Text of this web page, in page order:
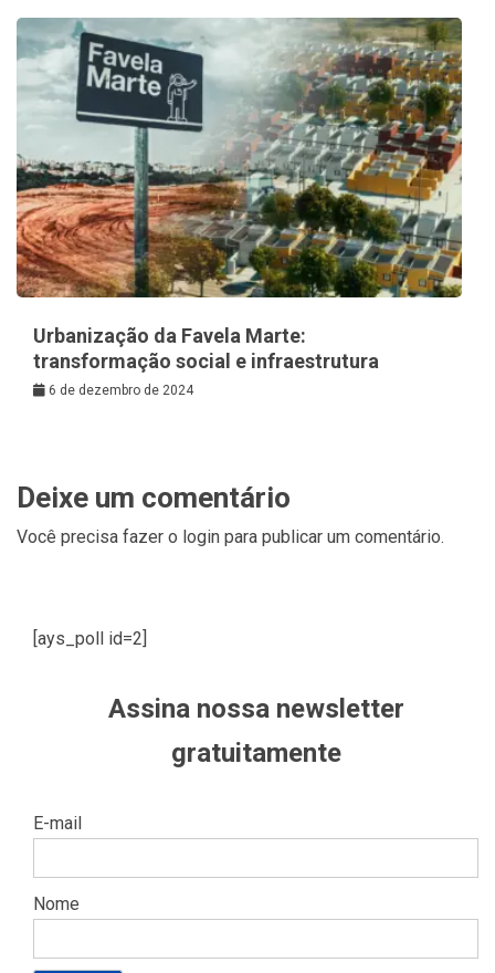
Urbanização da Favela Marte:
transformação social e infraestrutura
6 de dezembro de 2024
Deixe um comentário
Você precisa fazer o login para publicar um comentário.
[ays_poll id=2]
Assina nossa newsletter
gratuitamente
E-mail
Nome